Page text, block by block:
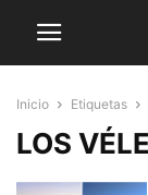
Inicio Etiquetas
LOS